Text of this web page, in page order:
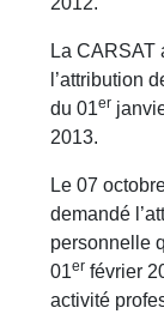
La CARSAT
l’attribution
du 01er
2013.
Le 07
demandé
personnelle
01er février
activité